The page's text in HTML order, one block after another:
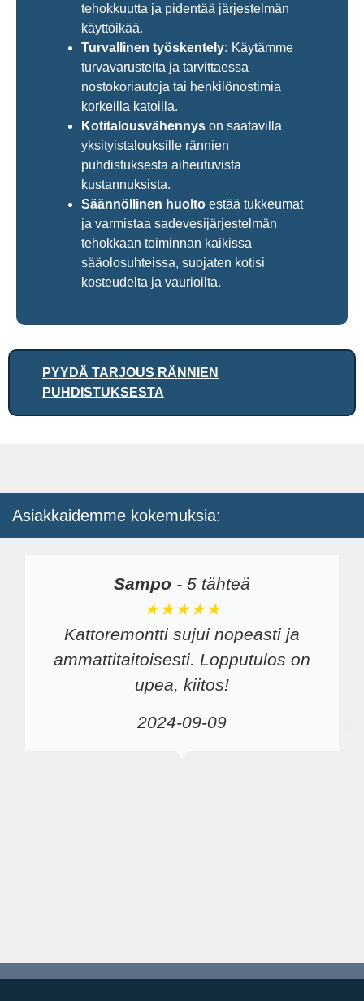
tehokkuutta ja pidentää järjestelmän
käyttöikää.
Turvallinen työskentely: Käytämme
turvavarusteita ja tarvittaessa
nostokoriautoja tai henkilönostimia
korkeilla katoilla.
Kotitalousvähennys on saatavilla
yksityistalouksille rännien
puhdistuksesta aiheutuvista
kustannuksista.
Säännöllinen huolto estää tukkeumat
ja varmistaa sadevesijärjestelmän
tehokkaan toiminnan kaikissa
sääolosuhteissa, suojaten kotisi
kosteudelta ja vaurioilta.
PYYDÄ TARJOUS RÄNNIEN
PUHDISTUKSESTA
Asiakkaidemme kokemuksia:
Sampo - 5 tähteä
★★★★★
Kattoremontti sujui nopeasti ja
ammattitaitoisesti. Lopputulos on
upea, kiitos!
2024-09-09